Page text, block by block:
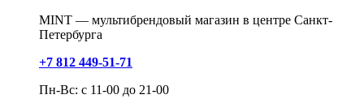
MINT — мультибрендовый магазин в центре Санкт-
Петербурга
+7 812 449-51-71
Пн-Вс: с 11-00 до 21-00